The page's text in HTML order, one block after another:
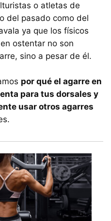
o atletas de
del pasado como del
ya que los físicos
ostentar no son
sino a pesar de él.
por qué el agarre en
para tus dorsales y
usar otros agarres